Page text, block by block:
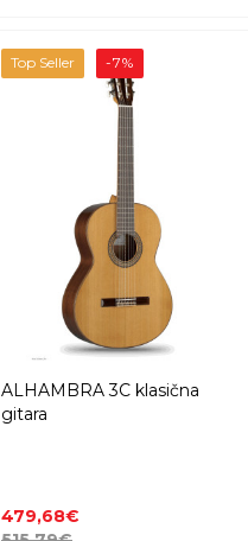
Top Seller -7%
ALHAMBRA 3C klasična
gitara
479,68€